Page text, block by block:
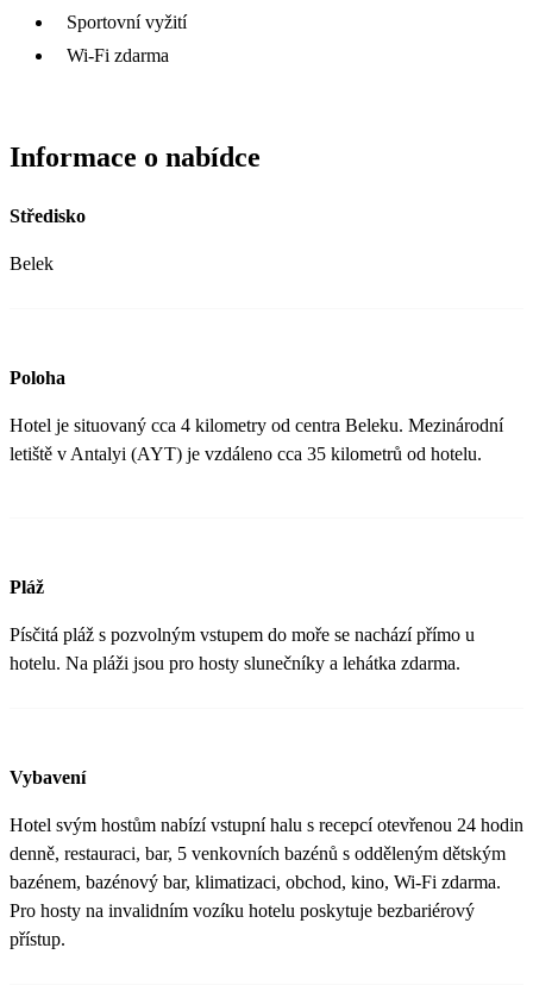
Sportovní vyžití
Wi-Fi zdarma
Informace o nabídce
Středisko
Belek
Poloha
Hotel je situovaný cca 4 kilometry od centra Beleku. Mezinárodní
letiště v Antalyi (AYT) je vzdáleno cca 35 kilometrů od hotelu.
Pláž
Písčitá pláž s pozvolným vstupem do moře se nachází přímo u
hotelu. Na pláži jsou pro hosty slunečníky a lehátka zdarma.
Vybavení
Hotel svým hostům nabízí vstupní halu s recepcí otevřenou 24 hodin
denně, restauraci, bar, 5 venkovních bazénů s odděleným dětským
bazénem, bazénový bar, klimatizaci, obchod, kino, Wi-Fi zdarma.
Pro hosty na invalidním vozíku hotelu poskytuje bezbariérový
přístup.